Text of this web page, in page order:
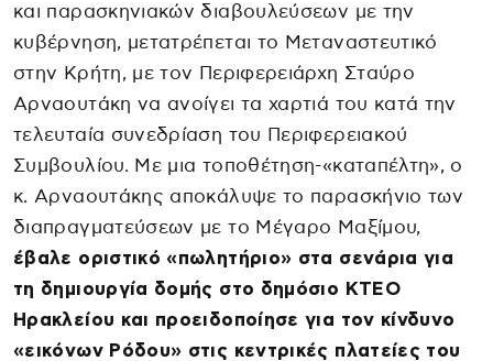
και παρασκηνιακών διαβουλεύσεων με την
κυβέρνηση, μετατρέπεται το Μεταναστευτικό
στην Κρήτη, με τον Περιφερειάρχη Σταύρο
Αρναουτάκη να ανοίγει τα χαρτιά του κατά την
τελευταία συνεδρίαση του Περιφερειακού
Συμβουλίου. Με μια τοποθέτηση-«καταπέλτη», ο
κ. Αρναουτάκης αποκάλυψε το παρασκήνιο των
διαπραγματεύσεων με το Μέγαρο Μαξίμου,
έβαλε οριστικό «πωλητήριο» στα σενάρια για
τη δημιουργία δομής στο δημόσιο ΚΤΕΟ
Ηρακλείου και προειδοποίησε για τον κίνδυνο
«εικόνων Ρόδου» στις κεντρικές πλατείες του